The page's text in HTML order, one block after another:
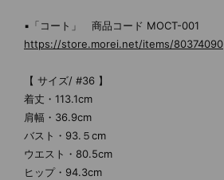
▪「コート」 商品コード MOCT-001
https://store.morei.net/items/80374090
【 サイズ/ #36 】
着丈・113.1cm
肩幅・36.9cm
バスト・93.５cm
ウエスト・80.5cm
ヒップ・94.3cm